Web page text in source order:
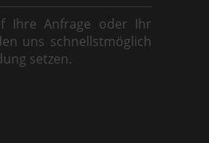
Ihre Anfrage oder Ihr
uns schnellstmöglich
setzen.